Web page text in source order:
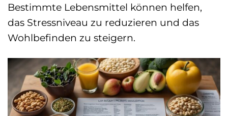
Bestimmte Lebensmittel können helfen,
das Stressniveau zu reduzieren und das
Wohlbefinden zu steigern.